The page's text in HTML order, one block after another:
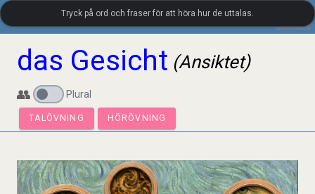
LanguageGuide.org•Tyskt visuellt ordförråd
das Gesicht (Ansiktet)
👥 Plural
TALÖVNING HÖRÖVNING
Tryck på ord och fraser för att höra hur de uttalas.